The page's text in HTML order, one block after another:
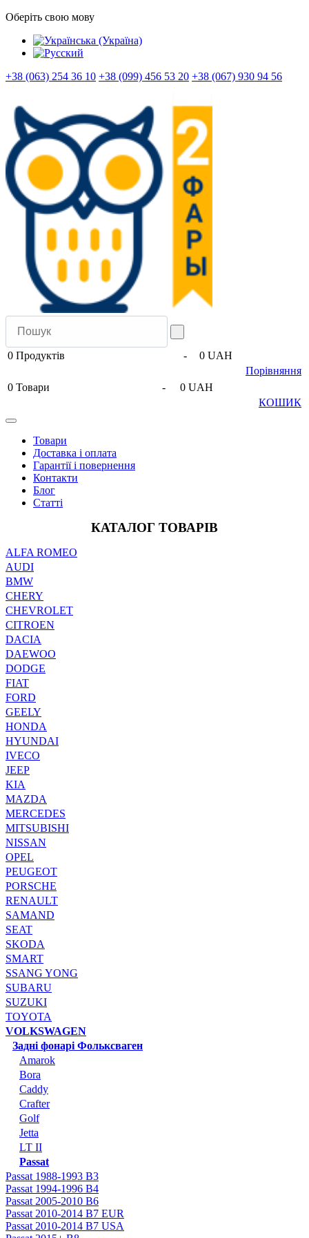
Оберіть свою мову
+38 (063) 254 36 10 +38 (099) 456 53 20 +38 (067) 930 94 56
0 Продуктів -
0 UAH
Порівняння
0 Товари -
0 UAH
КОШИК
Товари
Доставка і оплата
Гарантії і повернення
Контакти
Блог
Статті
КАТАЛОГ ТОВАРІВ
ALFA ROMEO
AUDI
BMW
CHERY
CHEVROLET
CITROEN
DACIA
DAEWOO
DODGE
FIAT
FORD
GEELY
HONDA
HYUNDAI
IVECO
JEEP
KIA
MAZDA
MERCEDES
MITSUBISHI
NISSAN
OPEL
PEUGEOT
PORSCHE
RENAULT
SAMAND
SEAT
SKODA
SMART
SSANG YONG
SUBARU
SUZUKI
TOYOTA
VOLKSWAGEN
Задні фонарі Фольксваген
Amarok
Bora
Caddy
Crafter
Golf
Jetta
LT II
Passat
Passat 1988-1993 B3
Passat 1994-1996 B4
Passat 2005-2010 B6
Passat 2010-2014 B7 EUR
Passat 2010-2014 B7 USA